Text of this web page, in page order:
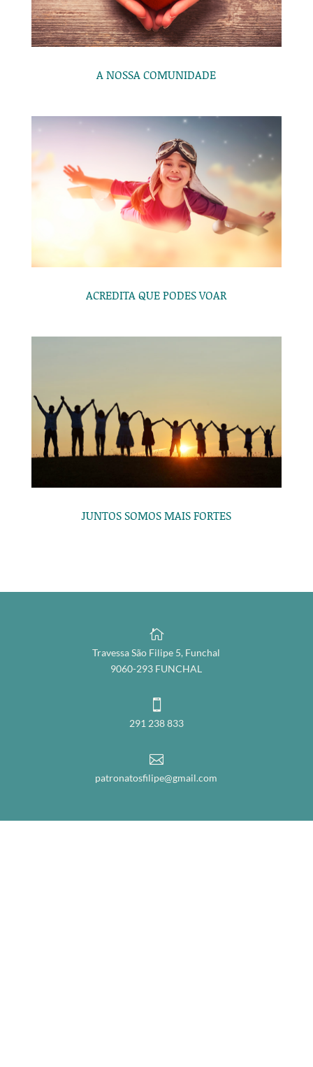
A NOSSA COMUNIDADE
ACREDITA QUE PODES VOAR
JUNTOS SOMOS MAIS FORTES

Travessa São Filipe 5, Funchal
9060-293 FUNCHAL

291 238 833

patronatosfilipe@gmail.com